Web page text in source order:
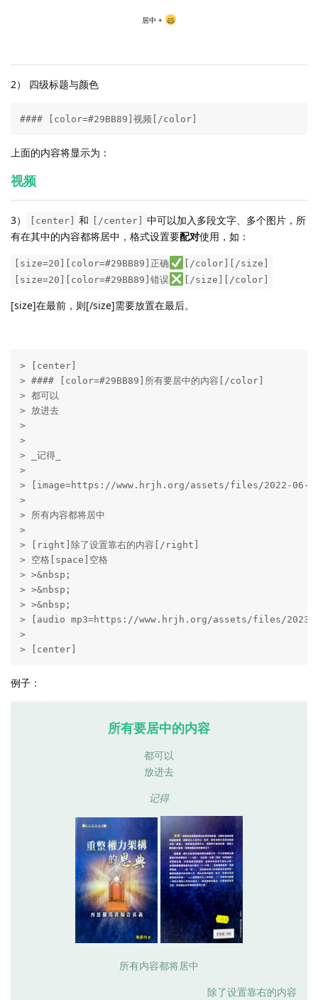
居中 +
2） 四级标题与颜色
#### [color=#29BB89]视频[/color]
上面的内容将显示为：
视频
3） [center] 和 [/center]
中可以加入多段文字、多个图片，所
有在其中的内容都将居中，格式设置要配对使用，如：
[size=20][color=#29BB89]正确
[/color][/size]
[size=20][color=#29BB89]错误
[/size][/color]
[size]在最前，则[/size]需要放置在最后。
> [center]
> #### [color=#29BB89]所有要居中的内容[/color]
> 都可以
> 放进去
>
>
> _记得_
>
> [image=https://www.hrjh.org/assets/files/2022-06-28/
>
> 所有内容都将居中
>
> [right]除了设置靠右的内容[/right]
> 空格[space]空格
> >&nbsp;
> >&nbsp;
> >&nbsp;
> [audio mp3=https://www.hrjh.org/assets/files/2023-
>
> [center]
例子：
所有要居中的内容
都可以
放进去
记得
所有内容都将居中
除了设置靠右的内容